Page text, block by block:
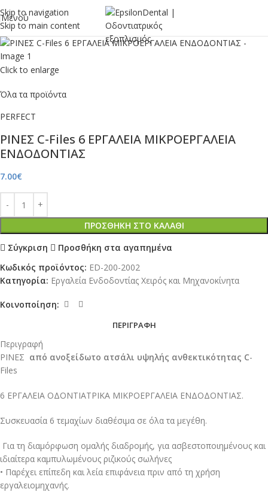
Skip to navigation
Skip to main content
Μενού
Click to enlarge
Όλα τα προϊόντα
PERFECT
ΡΙΝΕΣ C-Files 6 ΕΡΓΑΛΕΙΑ ΜΙΚΡΟΕΡΓΑΛΕΙΑ
ΕΝΔΟΔΟΝΤΙΑΣ
7.00€
ΠΡΟΣΘΉΚΗ ΣΤΟ ΚΑΛΆΘΙ
Σύγκριση
Προσθήκη στα αγαπημένα
Κωδικός προϊόντος: ED-200-2002
Κατηγορία: Εργαλεία Ενδοδοντίας Χειρός και Μηχανοκίνητα
Κοινοποίηση:
ΠΕΡΙΓΡΑΦΉ
Περιγραφή
ΡΙΝΕΣ από ανοξείδωτο ατσάλι υψηλής ανθεκτικότητας C-
Files
6 ΕΡΓΑΛΕΙΑ ΟΔΟΝΤΙΑΤΡΙΚΑ ΜΙΚΡΟΕΡΓΑΛΕΙΑ ΕΝΔΟΔΟΝΤΙΑΣ.
Συσκευασία 6 τεμαχίων διαθέσιμα σε όλα τα μεγέθη.
Για τη διαμόρφωση ομαλής διαδρομής, για ασβεστοποιημένους και
ιδιαίτερα καμπυλωμένους ριζικούς σωλήνες
• Παρέχει επίπεδη και λεία επιφάνεια πριν από τη χρήση
εργαλειομηχανής.